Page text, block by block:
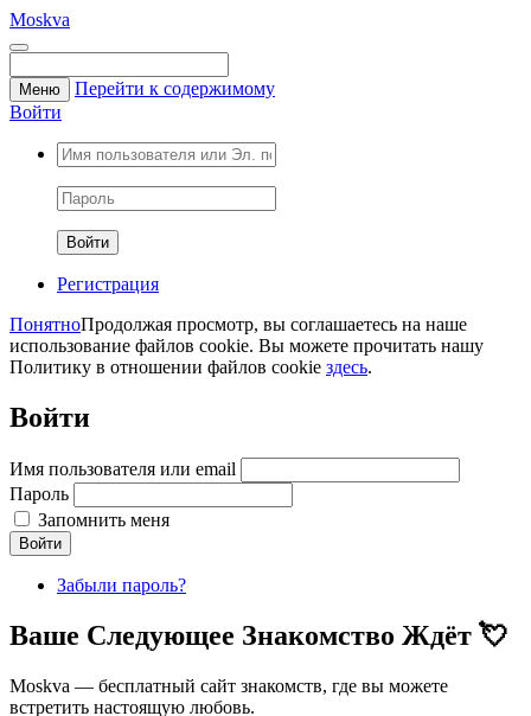
Moskva
Меню
Перейти к содержимому
Войти
Регистрация
ПонятноПродолжая просмотр, вы соглашаетесь на наше
использование файлов cookie. Вы можете прочитать нашу
Политику в отношении файлов cookie здесь.
Войти
Имя пользователя или email
Пароль
Запомнить меня
Войти
Забыли пароль?
Ваше Следующее Знакомство Ждёт 💘
Moskva — бесплатный сайт знакомств, где вы можете
встретить настоящую любовь.